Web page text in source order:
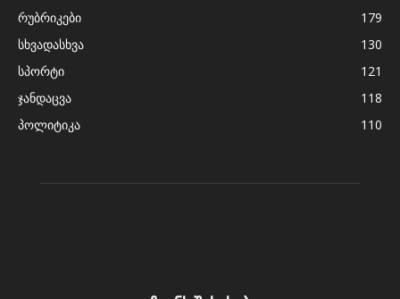
რუბრიკები
179
სხვადასხვა
130
სპორტი
121
ჯანდაცვა
118
პოლიტიკა
110